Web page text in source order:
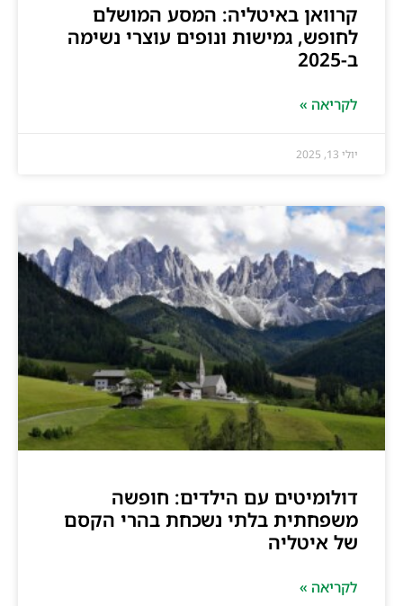
קרוואן באיטליה: המסע המושלם
לחופש, גמישות ונופים עוצרי נשימה
ב-2025
לקריאה »
יולי 13, 2025
דולומיטים עם הילדים: חופשה
משפחתית בלתי נשכחת בהרי הקסם
של איטליה
לקריאה »